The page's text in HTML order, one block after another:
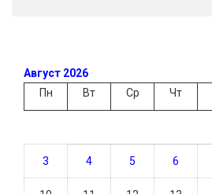
Август 2026
Пн
Вт Ср Чт
3 4 5 6